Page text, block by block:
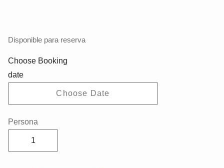
Disponible para reserva
Choose Booking
date
Persona